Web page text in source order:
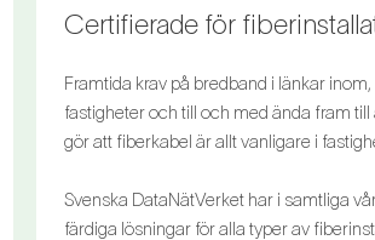
Certifierade för
Framtida krav på bredband i länkar
fastigheter och till och med ända fram
gör att fiberkabel är allt vanligare i
Svenska DataNätVerket har i samtliga
färdiga lösningar för alla typer av